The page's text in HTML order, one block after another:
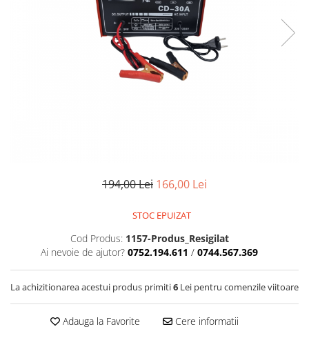
Banda Reflectorizanta
Brelocuri Auto Metalice Chei
Carcasa Cheie Mercedes Benz
Carcasa Cheie Opel
Carcasa Cheie Peugeot
Carcasa Cheie Skoda
Carcasa Cheie Volkswagen
194,00 Lei 166,00 Lei
STOC EPUIZAT
Cod Produs: 1157-Produs_Resigilat
Ai nevoie de ajutor? 0752.194.611 / 0744.567.369
La achizitionarea acestui produs primiti6 Lei pentru comenzile viitoare
Adauga la Favorite Cere informatii